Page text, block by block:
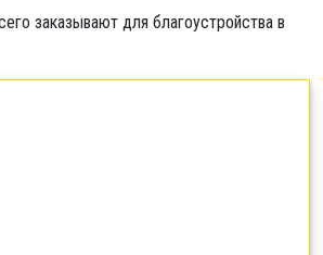
заказывают для благоустройства в